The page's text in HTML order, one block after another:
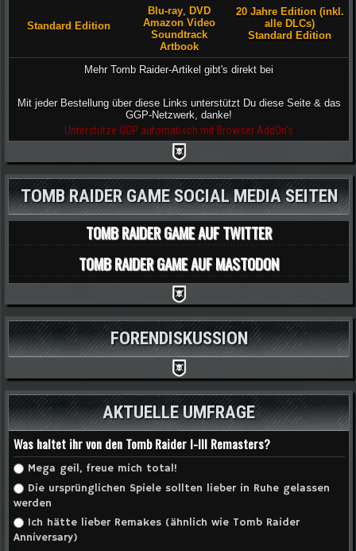
Standard Edition
Blu-ray
DVD
Amazon Video
Soundtrack
Artbook
20 Jahre Edition (inkl.
alle DLCs)
Standard Edition
Mehr Tomb Raider-Artikel gibt's direkt bei
Mit jeder Bestellung über diese Links unterstützt Du diese Seite & das
GGP-Netzwerk, danke!
Unterstütze GGP automatisch mit Browser AddOn's
TOMB RAIDER GAME SOCIAL MEDIA SEITEN
TOMB RAIDER GAME AUF TWITTER
TOMB RAIDER GAME AUF MASTODON
FORENDISKUSSION
AKTUELLE UMFRAGE
Was haltet ihr von den Tomb Raider I-III Remasters?
Auswahlmöglichkeiten
Mega geil, freue mich total!
Die ursprünglichen Spiele sollten lieber in Ruhe gelassen
werden
Ich hätte lieber Remakes (ähnlich wie Tomb Raider
Anniversary)